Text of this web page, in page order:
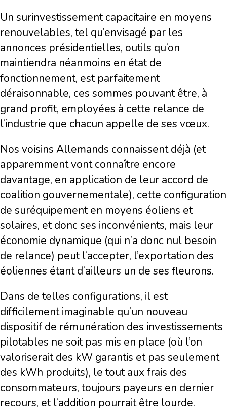
Un surinvestissement capacitaire en moyens
renouvelables, tel qu’envisagé par les
annonces présidentielles, outils qu’on
maintiendra néanmoins en état de
fonctionnement, est parfaitement
déraisonnable, ces sommes pouvant être, à
grand profit, employées à cette relance de
l’industrie que chacun appelle de ses vœux.
Nos voisins Allemands connaissent déjà (et
apparemment vont connaître encore
davantage, en application de leur accord de
coalition gouvernementale), cette configuration
de suréquipement en moyens éoliens et
solaires, et donc ses inconvénients, mais leur
économie dynamique (qui n’a donc nul besoin
de relance) peut l’accepter, l’exportation des
éoliennes étant d’ailleurs un de ses fleurons.
Dans de telles configurations, il est
difficilement imaginable qu’un nouveau
dispositif de rémunération des investissements
pilotables ne soit pas mis en place (où l’on
valoriserait des kW garantis et pas seulement
des kWh produits), le tout aux frais des
consommateurs, toujours payeurs en dernier
recours, et l’addition pourrait être lourde.